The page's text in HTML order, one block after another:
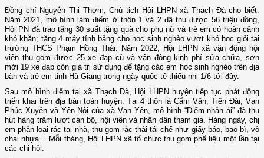
Đồng chí Nguyễn Thị Thơm, Chủ tịch Hội LHPN xã Thạch Đà cho biết:
Năm 2021, mô hình làm điểm ở thôn 1 và 2 đã thu được 56 triệu đồng,
Hội PN đã trao tặng 30 suất tặng quà cho phụ nữ và trẻ em có hoàn cảnh
khó khăn; tặng 4 máy tính bảng cho học sinh nghèo vượt khó học giỏi tại
trường THCS Phạm Hồng Thái. Năm 2022, Hội LHPN xã vận động hội
viên thu gom được 25 xe đạp cũ và vận động kinh phí sửa chữa, sơn
mới 19 xe đạp còn giá trị sử dụng để tặng các em học sinh nghèo trên địa
bàn và trẻ em tỉnh Hà Giang trong ngày quốc tế thiếu nhi 1/6 tới đây.
Sau mô hình điểm tại xã Thạch Đà, Hội LHPN huyện tiếp tục phát động
triển khai trên địa bàn toàn huyện. Tại 4 thôn là Cẩm Vân, Tiên Đài, Vạn
Phúc Xuyên và Yên Nội của xã Vạn Yên, mô hình “Điểm nhân ái” đã thu
hút hàng trăm lượt cán bộ, hội viên và nhân dân tham gia. Hàng ngày, chị
em phân loại rác tại nhà, thu gom rác thải tái chế như giấy báo, bao bì, vỏ
chai nhựa… Mỗi tháng, Hội LHPN xã tổ chức thu gom phế liệu một lần tại
các chi hội.